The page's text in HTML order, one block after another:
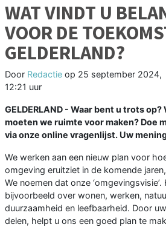
WAT VINDT U
VOOR DE
GELDERLAND?
Door Redactie op 25 september 2024,
12:21 uur
GELDERLAND - Waar bent u trots
moeten we ruimte voor maken? Doe
via onze online vragenlijst. Uw
We werken aan een nieuw plan voor
omgeving eruitziet in de komende
We noemen dat onze
bijvoorbeeld over wonen, werken,
duurzaamheid en leefbaarheid. Door
delen, helpt u ons een goed plan te